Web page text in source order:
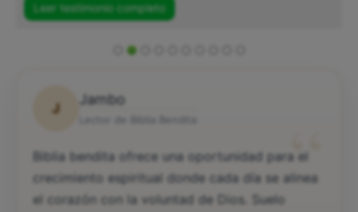
Leer testimonio completo
J
Jambo
“
Biblia bendita ofrece una oportunidad para el
crecimiento espiritual donde cada día se alinea
el corazón con la voluntad de Dios. Suelo